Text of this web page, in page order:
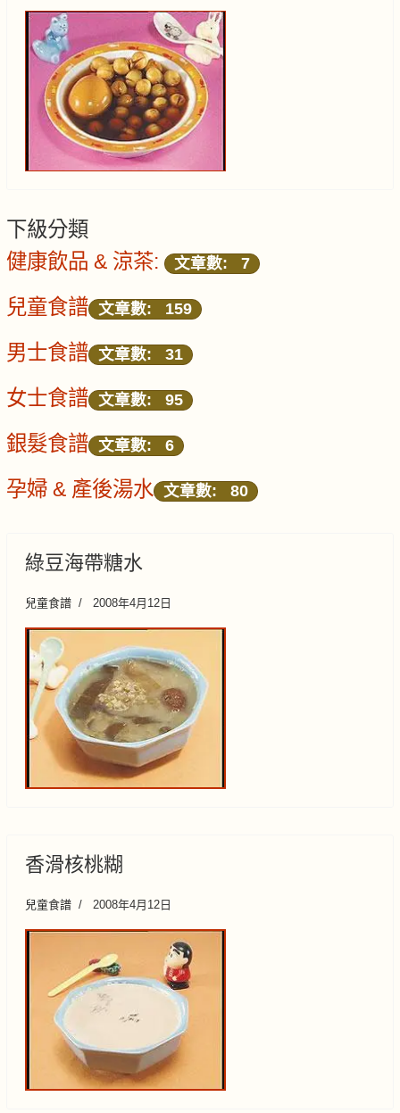
下級分類
健康飲品 & 涼茶:
文章數: 7
兒童食譜 文章數: 159
男士食譜 文章數: 31
女士食譜 文章數: 95
銀髮食譜 文章數: 6
孕婦 & 產後湯水 文章數: 80
綠豆海帶糖水
兒童食譜 2008年4月12日
香滑核桃糊
兒童食譜 2008年4月12日